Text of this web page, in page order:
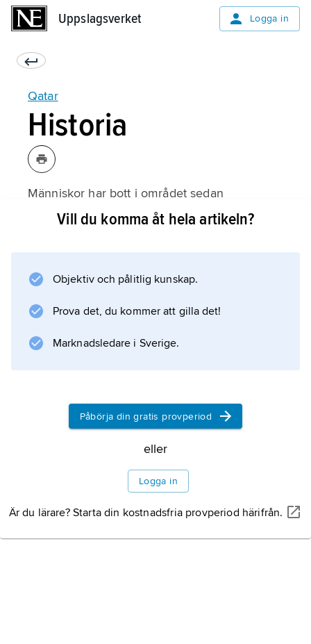
Uppslagsverket Logga in
Qatar
Historia
Människor har bott i området sedan
stenåldern, och man har hittat redskap och
Information om artikeln
Vill du komma åt hela artikeln?
Objektiv och pålitlig kunskap.
Prova det, du kommer att gilla det!
Marknadsledare i Sverige.
Påbörja din gratis provperiod
eller
Logga in
Är du lärare? Starta din kostnadsfria provperiod härifrån.